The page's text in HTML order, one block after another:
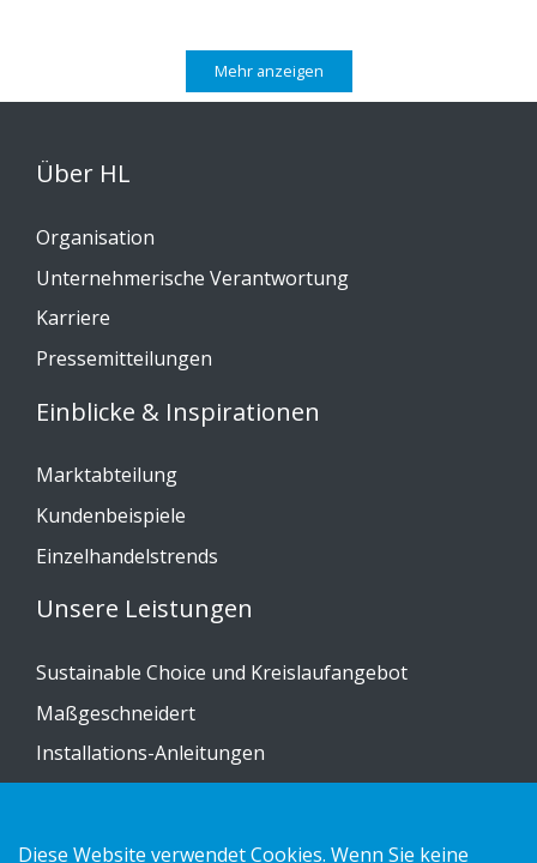
Mehr anzeigen
Über HL
Organisation
Unternehmerische Verantwortung
Karriere
Pressemitteilungen
Einblicke & Inspirationen
Marktabteilung
Kundenbeispiele
Einzelhandelstrends
Unsere Leistungen
Sustainable Choice und Kreislaufangebot
Maßgeschneidert
Installations-Anleitungen
Kontakt
Diese Website verwendet Cookies. Wenn Sie keine